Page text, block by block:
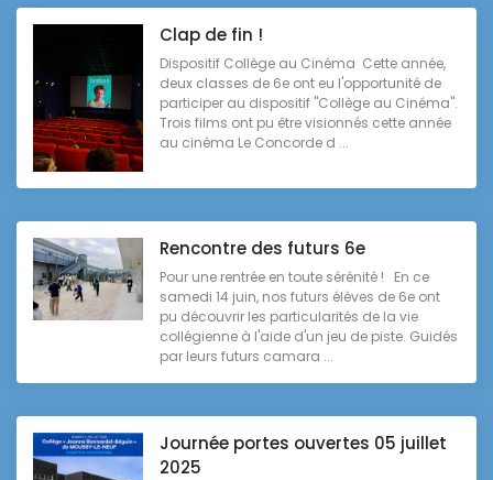
Clap de fin !
Dispositif Collège au Cinéma Cette année,
deux classes de 6e ont eu l'opportunité de
participer au dispositif "Collège au Cinéma".
Trois films ont pu être visionnés cette année
au cinéma Le Concorde d ...
Rencontre des futurs 6e
Pour une rentrée en toute sérénité ! En ce
samedi 14 juin, nos futurs élèves de 6e ont
pu découvrir les particularités de la vie
collégienne à l'aide d'un jeu de piste. Guidés
par leurs futurs camara ...
Journée portes ouvertes 05 juillet
2025